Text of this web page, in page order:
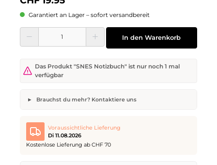
Garantiert an Lager – sofort versandbereit
Produkt Anzahl: Gib den gewünschten Wert ein oder benutze die
In den Warenkorb
Das Produkt "SNES Notizbuch" ist nur noch 1 mal
verfügbar
Brauchst du mehr? Kontaktiere uns
Gewünschte Anzahl
Voraussichtliche Lieferung
Di 11.08.2026
Kostenlose Lieferung ab CHF 70